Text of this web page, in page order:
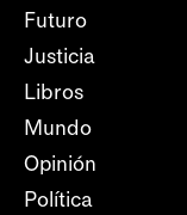
Futuro
Justicia
Libros
Mundo
Opinión
Política